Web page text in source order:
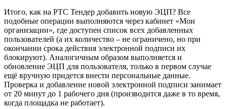
Итого, как на РТС Тендер добавить новую ЭЦП? Все
подобные операции выполняются через кабинет «Мои
организации», где доступен список всех добавленных
пользователей (а их количество – не ограничено, но при
окончании срока действия электронной подписи их
блокируют). Аналогичным образом выполняется и
обновление ЭЦП для пользователя, только в первом случае
ещё вручную придется внести персональные данные.
Проверка и добавление новой электронной подписи занимает
от 20 минут до 1 рабочего дня (производится даже в то время,
когда площадка не работает).